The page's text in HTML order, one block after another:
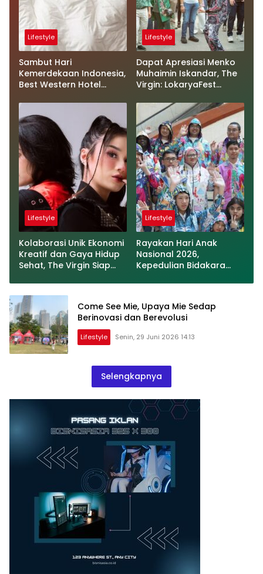
Lifestyle
Sambut Hari
Kemerdekaan Indonesia,
Best Western Hotel
Stay Diskon Hingga 45%
Lifestyle
Dapat Apresiasi Menko
Muhaimin Iskandar, The
Virgin: LokaryaFest
Pertemukan Kolaborasi
Apik
Lifestyle
Kolaborasi Unik Ekonomi
Kreatif dan Gaya Hidup
Sehat, The Virgin Siap
LokaryaFest 2026
Lifestyle
Rayakan Hari Anak
Nasional 2026,
Kepedulian Bidakara
Kembang Anak Lewat
Begins
Come See Mie, Upaya Mie Sedap
Berinovasi dan Berevolusi
Lifestyle Senin, 29 Juni 2026 14:13
Selengkapnya